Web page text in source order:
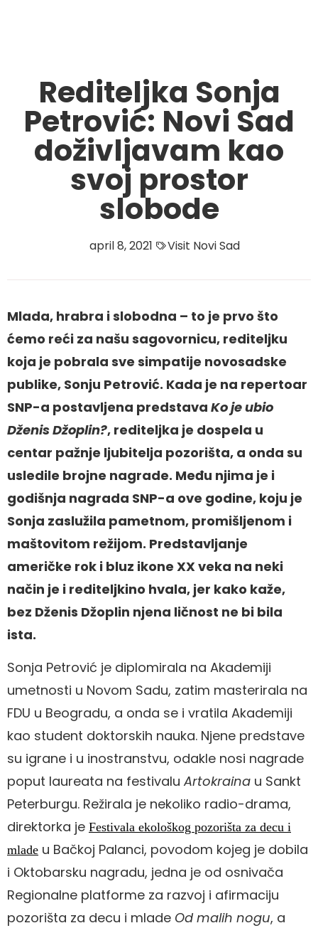
Rediteljka Sonja
Petrović: Novi Sad
doživljavam kao
svoj prostor
slobode
april 8, 2021 Visit Novi Sad
Mlada, hrabra i slobodna – to je prvo što
ćemo reći za našu sagovornicu, rediteljku
koja je pobrala sve simpatije novosadske
publike, Sonju Petrović. Kada je na repertoar
SNP-a postavljena predstava Ko je ubio
Dženis Džoplin?, rediteljka je dospela u
centar pažnje ljubitelja pozorišta, a onda su
usledile brojne nagrade. Među njima je i
godišnja nagrada SNP-a ove godine, koju je
Sonja zaslužila pametnom, promišljenom i
maštovitom režijom. Predstavljanje
američke rok i bluz ikone XX veka na neki
način je i rediteljkino hvala, jer kako kaže,
bez Dženis Džoplin njena ličnost ne bi bila
ista.
Sonja Petrović je diplomirala na Akademiji
umetnosti u Novom Sadu, zatim masterirala na
FDU u Beogradu, a onda se i vratila Akademiji
kao student doktorskih nauka. Njene predstave
su igrane i u inostranstvu, odakle nosi nagrade
poput laureata na festivalu Artokraina u Sankt
Peterburgu. Režirala je nekoliko radio-drama,
direktorka je Festivala ekološkog pozorišta za decu i
mlade u Bačkoj Palanci, povodom kojeg je dobila
i Oktobarsku nagradu, jedna je od osnivača
Regionalne platforme za razvoj i afirmaciju
pozorišta za decu i mlade Od malih nogu, a